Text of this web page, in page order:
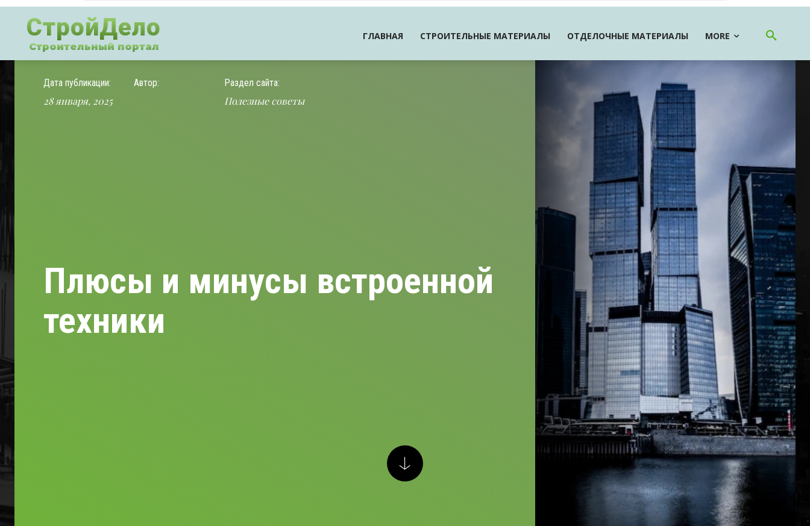
СтройДело
Строительный портал
ГЛАВНАЯ СТРОИТЕЛЬНЫЕ МАТЕРИАЛЫ ОТДЕЛОЧНЫЕ МАТЕРИАЛЫ MORE
Плюсы и минусы встроенной
техники
Дата публикации:
28 января, 2025
Автор: Раздел сайта:
Полезные советы